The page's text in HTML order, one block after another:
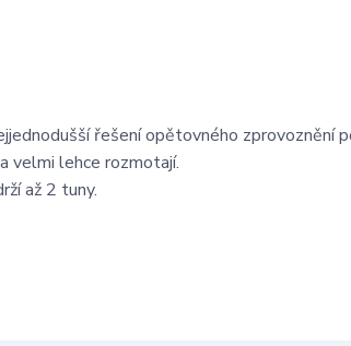
řešení opětovného zprovoznění
velmi lehce rozmotají.
až 2 tuny.